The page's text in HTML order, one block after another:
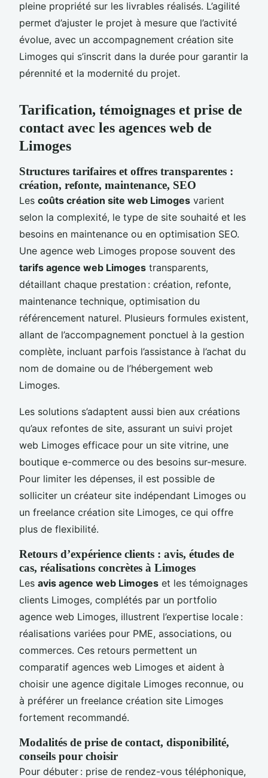
pleine propriété sur les livrables réalisés. L’agilité
permet d’ajuster le projet à mesure que l’activité
évolue, avec un accompagnement création site
Limoges qui s’inscrit dans la durée pour garantir la
pérennité et la modernité du projet.
Tarification, témoignages et prise de
contact avec les agences web de
Limoges
Structures tarifaires et offres transparentes :
création, refonte, maintenance, SEO
Les coûts création site web Limoges varient
selon la complexité, le type de site souhaité et les
besoins en maintenance ou en optimisation SEO.
Une agence web Limoges propose souvent des
tarifs agence web Limoges transparents,
détaillant chaque prestation : création, refonte,
maintenance technique, optimisation du
référencement naturel. Plusieurs formules existent,
allant de l’accompagnement ponctuel à la gestion
complète, incluant parfois l’assistance à l’achat du
nom de domaine ou de l’hébergement web
Limoges.
Les solutions s’adaptent aussi bien aux créations
qu’aux refontes de site, assurant un suivi projet
web Limoges efficace pour un site vitrine, une
boutique e-commerce ou des besoins sur-mesure.
Pour limiter les dépenses, il est possible de
solliciter un créateur site indépendant Limoges ou
un freelance création site Limoges, ce qui offre
plus de flexibilité.
Retours d’expérience clients : avis, études de
cas, réalisations concrètes à Limoges
Les avis agence web Limoges et les témoignages
clients Limoges, complétés par un portfolio
agence web Limoges, illustrent l’expertise locale :
réalisations variées pour PME, associations, ou
commerces. Ces retours permettent un
comparatif agences web Limoges et aident à
choisir une agence digitale Limoges reconnue, ou
à préférer un freelance création site Limoges
fortement recommandé.
Modalités de prise de contact, disponibilité,
conseils pour choisir
Pour débuter : prise de rendez-vous téléphonique,